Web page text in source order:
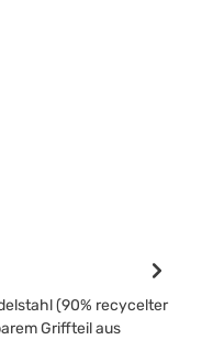
(90% recycelter
Griffteil aus